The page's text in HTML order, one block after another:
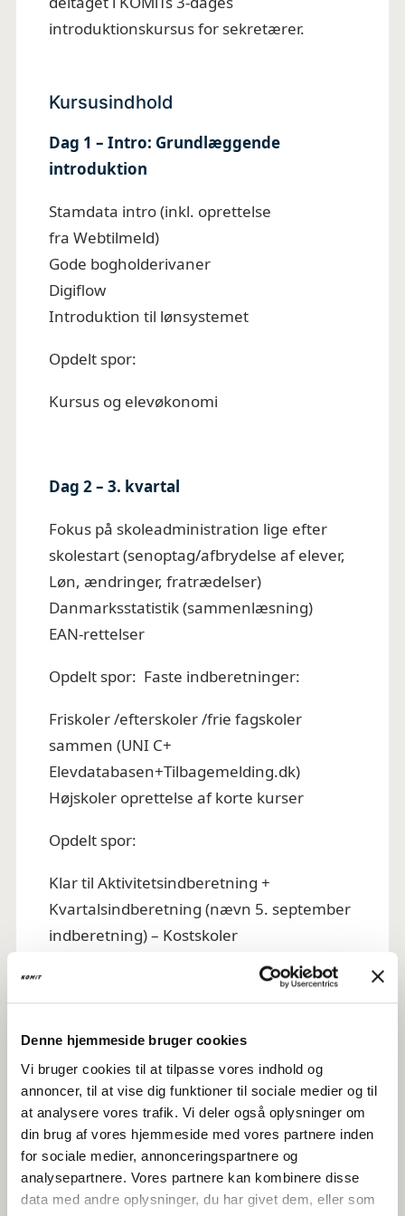
Denne hjemmeside bruger cookies
Vi bruger cookies til at tilpasse vores indhold og
annoncer, til at vise dig funktioner til sociale medier og til
at analysere vores trafik. Vi deler også oplysninger om
din brug af vores hjemmeside med vores partnere inden
for sociale medier, annonceringspartnere og
analysepartnere. Vores partnere kan kombinere disse
data med andre oplysninger, du har givet dem, eller som
introduktionskursus for sekretærer.
Kursusindhold
Dag 1 – Intro: Grundlæggende
introduktion
Stamdata intro (inkl. oprettelse
fra Webtilmeld)
Gode bogholderivaner
Digiflow
Introduktion til lønsystemet
Opdelt spor:
Kursus og elevøkonomi
Dag 2 – 3. kvartal
Fokus på skoleadministration lige efter
skolestart (senoptag/afbrydelse af elever,
Løn, ændringer, fratrædelser)
Danmarksstatistik (sammenlæsning)
EAN-rettelser
Opdelt spor: Faste indberetninger:
Friskoler /efterskoler /frie fagskoler
sammen (UNI C+
Elevdatabasen+Tilbagemelding.dk)
Højskoler oprettelse af korte kurser
Opdelt spor:
Klar til Aktivitetsindberetning +
Kvartalsindberetning (nævn 5. september
indberetning) – Kostskoler
Klar til 5. september-indberetning –
Dag 3 – 4. kvartal
Fokus på skoleadministration i efteråret:
Klar til årsafslutning
Lønafstemning kan startes, når